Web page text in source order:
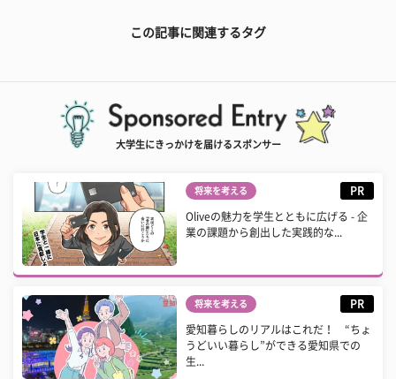
この記事に関連するタグ
大学生にきっかけを届けるスポンサー
将来を考える PR
Oliveの魅力を学生とともに広げる - 企
業の課題から創出した実践的な...
将来を考える PR
愛知暮らしのリアルはこれだ！ “ちょ
うどいい暮らし”ができる愛知県での
生...